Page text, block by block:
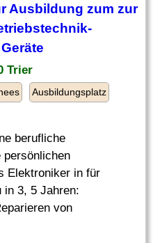
Ausbildung zum zur
Trier
Ausbildungsplatz
berufliche
persönlichen
Elektroniker in für
in 3, 5 Jahren:
von